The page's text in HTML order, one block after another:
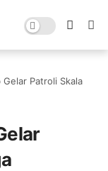
Patroli Skala